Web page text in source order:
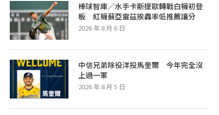
棒球智庫／水手卡斯提歐轉戰白襪初登
板 紅襪蘇亞雷茲挨轟率低推薦讓分
2026 年 8 月 6 日
中信兄弟除役洋投馬奎爾 今年完全沒
上過一軍
2026 年 8 月 5 日